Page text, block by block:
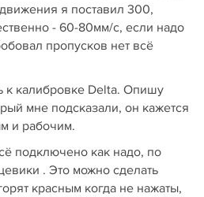
я поставил 300,
- 60-80мм/с, если надо
пропусков нет всё
к калибровке Delta. Опишу
мне подсказали, он кажется
и рабочим.
подключено как надо, по
. Это можно сделать
красным когда не нажаты,